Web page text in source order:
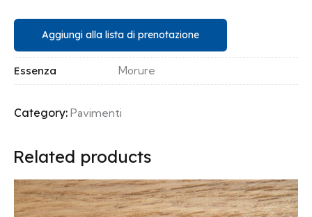
Aggiungi alla lista di prenotazione
Essenza Morure
Category: Pavimenti
Related products